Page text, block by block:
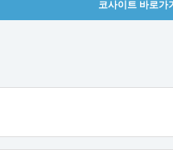
코사이트 바로가